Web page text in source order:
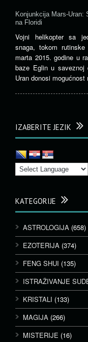
Konjunkcija Mars-Uran:
na Floridi
Vojni helikopter sa
snaga, tokom
marta 2015. godine u
baze Eglin u
Uran donosi
IZABERITE JEZIK
KATEGORIJE
ASTROLOGIJA (658)
EZOTERIJA (374)
FENG SHUI (135)
ISTRAŽIVANJE
KRISTALI (133)
MAGIJA (266)
MISTERIJE (16)